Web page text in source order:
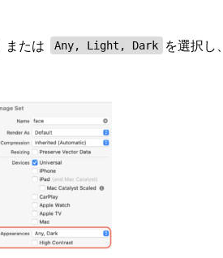
または Any, Light, Dark
を選択し